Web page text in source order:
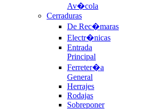
Av�cola
Cerraduras
De Rec�maras
Electr�nicas
Entrada
Principal
Ferreter�a
General
Herrajes
Rodajas
Sobreponer